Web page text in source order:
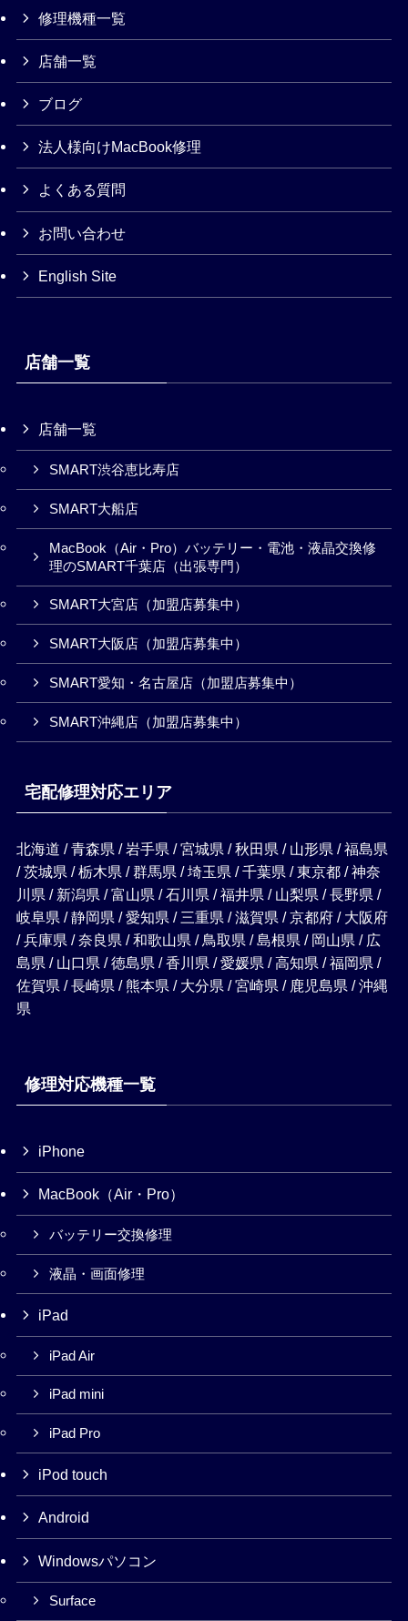
修理機種一覧
店舗一覧
ブログ
法人様向けMacBook修理
よくある質問
お問い合わせ
English Site
店舗一覧
店舗一覧
SMART渋谷恵比寿店
SMART大船店
MacBook（Air・Pro）バッテリー・電池・液晶交換修
理のSMART千葉店（出張専門）
SMART大宮店（加盟店募集中）
SMART大阪店（加盟店募集中）
SMART愛知・名古屋店（加盟店募集中）
SMART沖縄店（加盟店募集中）
宅配修理対応エリア
北海道 / 青森県 / 岩手県 / 宮城県 / 秋田県 / 山形県 / 福島県
/ 茨城県 / 栃木県 / 群馬県 / 埼玉県 / 千葉県 / 東京都 / 神奈
川県 / 新潟県 / 富山県 / 石川県 / 福井県 / 山梨県 / 長野県 /
岐阜県 / 静岡県 / 愛知県 / 三重県 / 滋賀県 / 京都府 / 大阪府
/ 兵庫県 / 奈良県 / 和歌山県 / 鳥取県 / 島根県 / 岡山県 / 広
島県 / 山口県 / 徳島県 / 香川県 / 愛媛県 / 高知県 / 福岡県 /
佐賀県 / 長崎県 / 熊本県 / 大分県 / 宮崎県 / 鹿児島県 / 沖縄
県
修理対応機種一覧
iPhone
MacBook（Air・Pro）
バッテリー交換修理
液晶・画面修理
iPad
iPad Air
iPad mini
iPad Pro
iPod touch
Android
Windowsパソコン
Surface